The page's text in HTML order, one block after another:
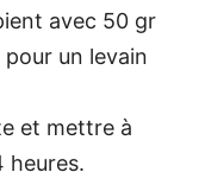
avec 50 gr
pour un levain
et mettre à
heures.